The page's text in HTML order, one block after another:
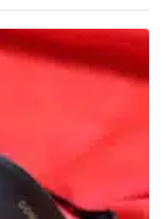
pohledu na sebe
Maska může
Maska